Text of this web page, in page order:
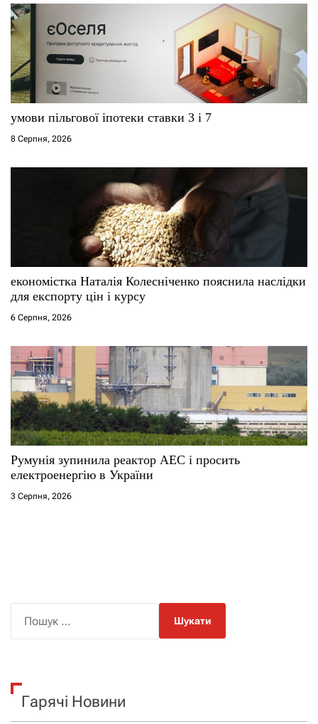
умови пільгової іпотеки ставки 3 і 7
8 Серпня, 2026
економістка Наталія Колесніченко пояснила наслідки
для експорту цін і курсу
6 Серпня, 2026
Румунія зупинила реактор АЕС і просить
електроенергію в України
3 Серпня, 2026
к
Гарячі Новини